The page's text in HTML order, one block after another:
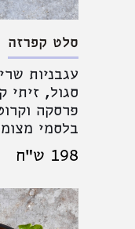
סלט קפרזה
עגבניות
סגול, זיתי
פרסקה
בלסמי
198 ש"ח